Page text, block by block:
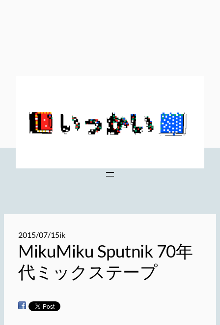
2015/07/15ik
MikuMiku Sputnik 70年
代ミックステープ